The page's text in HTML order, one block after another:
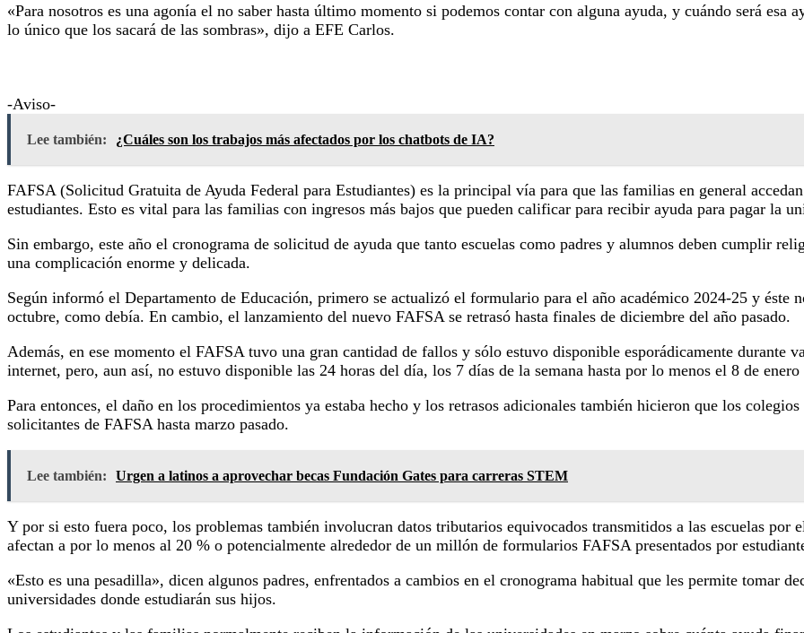
«Para nosotros es una agonía el no saber hasta último momento si podemos contar con alguna ayuda, y cuándo será
lo único que los sacará de las sombras», dijo a EFE Carlos.
-Aviso-
Lee también: ¿Cuáles son los trabajos más afectados por los chatbots de IA?
FAFSA (Solicitud Gratuita de Ayuda Federal para Estudiantes) es la principal vía para que las familias en general
estudiantes. Esto es vital para las familias con ingresos más bajos que pueden calificar para recibir ayuda para pagar la
Sin embargo, este año el cronograma de solicitud de ayuda que tanto escuelas como padres y alumnos deben cumplir
una complicación enorme y delicada.
Según informó el Departamento de Educación, primero se actualizó el formulario para el año académico 2024-25 y éste
octubre, como debía. En cambio, el lanzamiento del nuevo FAFSA se retrasó hasta finales de diciembre del año pasado.
Además, en ese momento el FAFSA tuvo una gran cantidad de fallos y sólo estuvo disponible esporádicamente durante
internet, pero, aun así, no estuvo disponible las 24 horas del día, los 7 días de la semana hasta por lo menos el 8 de enero
Para entonces, el daño en los procedimientos ya estaba hecho y los retrasos adicionales también hicieron que los
solicitantes de FAFSA hasta marzo pasado.
Lee también: Urgen a latinos a aprovechar becas Fundación Gates para carreras STEM
Y por si esto fuera poco, los problemas también involucran datos tributarios equivocados transmitidos a las escuelas por
afectan a por lo menos al 20 % o potencialmente alrededor de un millón de formularios FAFSA presentados por
«Esto es una pesadilla», dicen algunos padres, enfrentados a cambios en el cronograma habitual que les permite tomar
universidades donde estudiarán sus hijos.